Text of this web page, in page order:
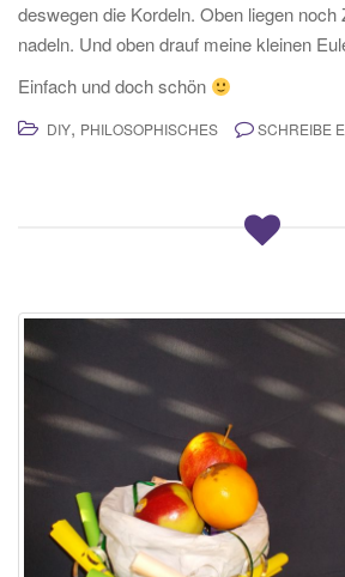
deswegen die Kordeln. Oben liegen noch
nadeln. Und oben drauf meine kleinen
Einfach und doch schön
DIY, PHILOSOPHISCHES SCHREIBE